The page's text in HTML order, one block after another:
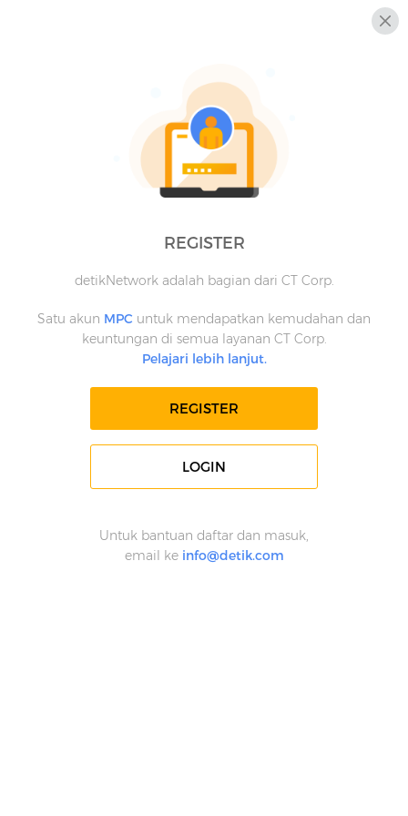
REGISTER
detikNetwork adalah bagian dari CT Corp.
Satu akun MPC untuk mendapatkan kemudahan dan
keuntungan di semua layanan CT Corp.
Pelajari lebih lanjut.
REGISTER
LOGIN
Untuk bantuan daftar dan masuk,
email ke info@detik.com